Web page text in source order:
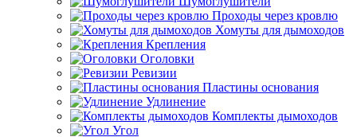
Проходы через кровлю
Хомуты для дымоходов
Крепления
Оголовки
Ревизии
Пластины основания
Удлинение
Комплекты дымоходов
Угол